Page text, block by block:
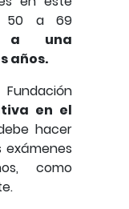
50 a 69
a una
años.
en el
hacer
como